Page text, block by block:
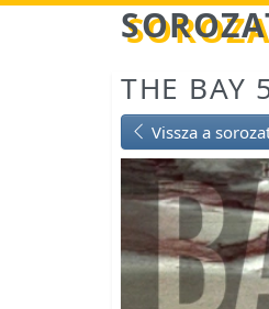
Betöltés...
THE BAY
Vissza a